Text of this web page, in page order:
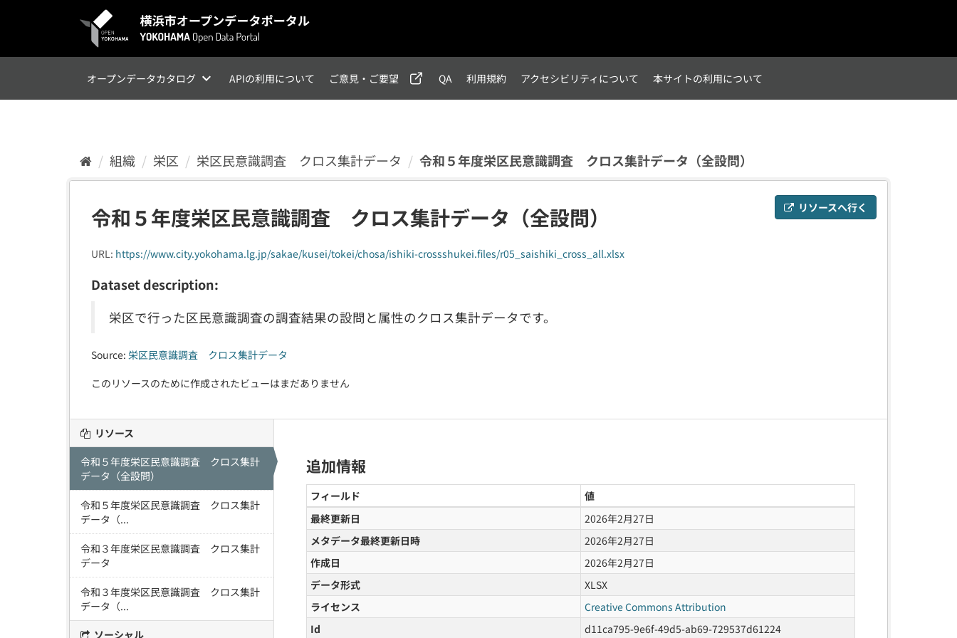
オープンデータカタログ APIの利用について ご意見・ご要望 QA 利用規約 アクセシビリティについて 本サイトの利用について
組織 栄区 栄区民意識調査 クロス集計データ 令和５年度栄区民意識調査 クロス集計データ（全設問）
リソースへ行く
令和５年度栄区民意識調査 クロス集計データ（全設問）
URL: https://www.city.yokohama.lg.jp/sakae/kusei/tokei/chosa/ishiki-crossshukei.files/r05_saishiki_cross_all.xlsx
Dataset description:
栄区で行った区民意識調査の調査結果の設問と属性のクロス集計データです。
Source: 栄区民意識調査 クロス集計データ
このリソースのために作成されたビューはまだありません
リソース
令和５年度栄区民意識調査 クロス集計
データ（全設問）
令和５年度栄区民意識調査 クロス集計
データ（...
令和３年度栄区民意識調査 クロス集計
データ
令和３年度栄区民意識調査 クロス集計
データ（...
ソーシャル
追加情報
フィールド
値
最終更新日
2026年2月27日
メタデータ最終更新日時
2026年2月27日
作成日
2026年2月27日
データ形式
XLSX
ライセンス
Creative Commons Attribution
Id
d11ca795-9e6f-49d5-ab69-729537d61224